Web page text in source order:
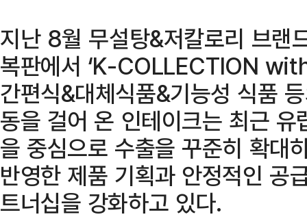
지난 8월 무설탕&저칼로리 브랜
복판에서 ‘K-COLLECTION
간편식&대체식품&기능성 식품
동을 걸어 온 인테이크는 최근
을 중심으로 수출을 꾸준히 확대
반영한 제품 기획과 안정적인 공
트너십을 강화하고 있다.